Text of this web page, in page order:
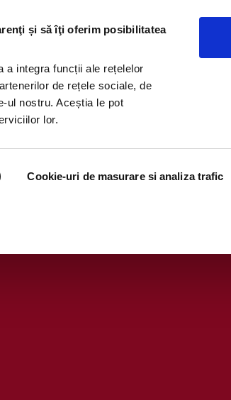
și să îţi oferim posibilitatea
a integra funcții ale rețelelor
de rețele sociale, de
ul nostru. Aceștia le pot
lor.
Cookie-uri de masurare si analiza trafic
Taste box produse